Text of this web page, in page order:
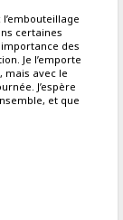
certaines
des
Je l’emporte
mais avec le
J’espère
et que